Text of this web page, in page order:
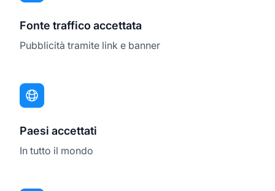
Fonte traffico accettata
Pubblicità tramite link e banner
Paesi accettati
In tutto il mondo